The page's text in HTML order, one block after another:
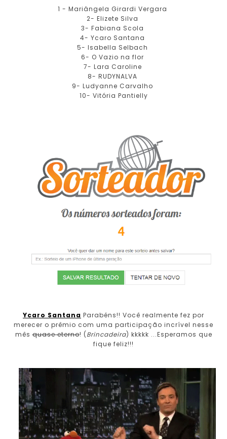
1 - Mariângela Girardi Vergara
2- Elizete Silva
3- Fabiana Scola
4- Ycaro Santana
5- Isabella Selbach
6- O Vazio na flor
7- Lara Caroline
8- RUDYNALVA
9- Ludyanne Carvalho
10- Vitória Pantielly
Ycaro Santana Parabéns!! Você realmente fez por
merecer o prêmio com uma participação incrível nesse
mêsquase eterno! (Brincadeira) kkkkk ...Esperamos que
fique feliz!!!